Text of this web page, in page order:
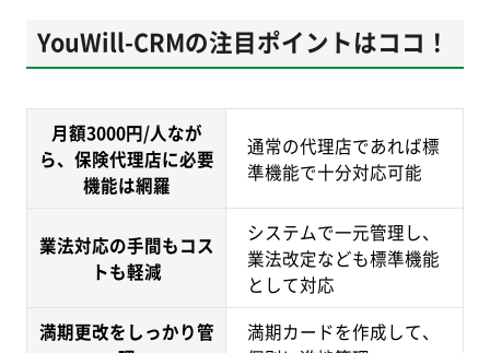
YouWill-CRMの注目ポイントはココ！
月額3000円/人なが
ら、保険代理店に必要
機能は網羅
通常の代理店であれば標
準機能で十分対応可能
業法対応の手間もコス
トも軽減
システムで一元管理し、
業法改定なども標準機能
として対応
満期更改をしっかり管
満期カードを作成して、